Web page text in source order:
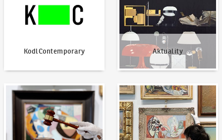
KodlContemporary Aktuality
Jak dražit? Nabídnout dílo